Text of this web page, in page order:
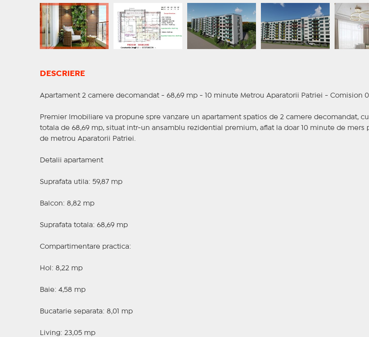
DESCRIERE
Apartament 2 camere decomandat - 68,69 mp - 10 minute Metrou Aparatorii Patriei - Comision
Premier Imobiliare va propune spre vanzare un apartament spatios de 2 camere decomandat,
totala de 68,69 mp, situat intr-un ansamblu rezidential premium, aflat la doar 10 minute de mers
de metrou Aparatorii Patriei.
Detalii apartament
Suprafata utila: 59,87 mp
Balcon: 8,82 mp
Suprafata totala: 68,69 mp
Compartimentare practica:
Hol: 8,22 mp
Baie: 4,58 mp
Bucatarie separata: 8,01 mp
Living: 23,05 mp